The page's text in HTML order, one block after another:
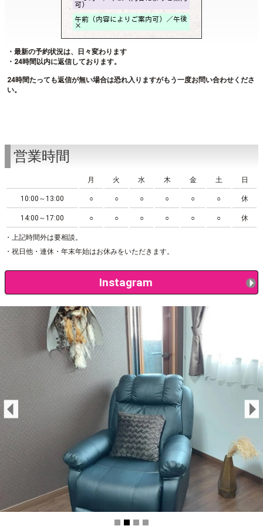
・最新の予約状況は、日々変わります
・24時間以内に返信しております。
24時間たっても返信が無い場合は恐れ入りますがもう一度お問い合わせくださ
い。
営業時間
月 火 水 木 金 土 日
10:00～13:00 ○ ○ ○ ○ ○ ○ 休
14:00～17:00 ○ ○ ○ ○ ○ ○ 休
・上記時間外は要相談。
・祝日他・連休・年末年始はお休みをいただきます。
Instagram